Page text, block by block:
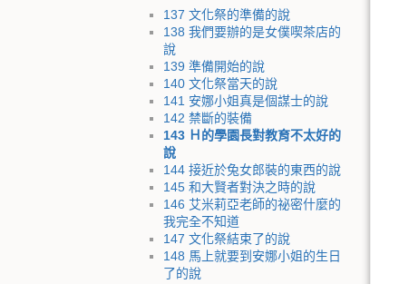
137 文化祭的準備的說
138 我們要辦的是女僕喫茶店的
說
139 準備開始的說
140 文化祭當天的說
141 安娜小姐真是個謀士的說
142 禁斷的裝備
143 Ｈ的學園長對教育不太好的
說
144 接近於兔女郎裝的東西的說
145 和大賢者對決之時的說
146 艾米莉亞老師的祕密什麼的
我完全不知道
147 文化祭結束了的說
148 馬上就要到安娜小姐的生日
了的說